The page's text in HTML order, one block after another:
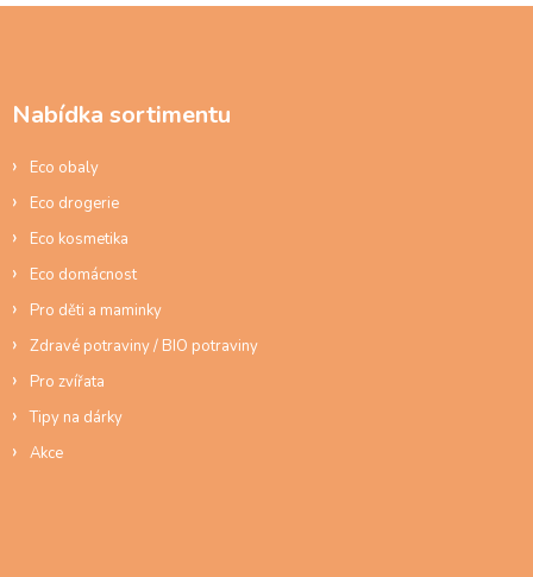
Nabídka sortimentu
Eco obaly
Eco drogerie
Eco kosmetika
Eco domácnost
Pro děti a maminky
Zdravé potraviny / BIO potraviny
Pro zvířata
Tipy na dárky
Akce